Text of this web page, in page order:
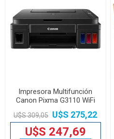
Impresora Multifunción
Canon Pixma G3110 WiFi
Sistema Continuo
U$S 309,05 U$S 275,22
U$S 247,69